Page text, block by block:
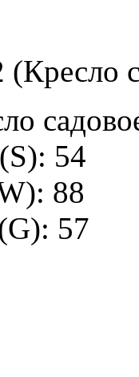
(Кресло
54
88
57